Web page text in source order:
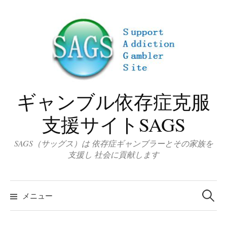
ギャンブル依存症克服
支援サイトSAGS
SAGS（サッグス）は 依存症ギャンブラーとその家族を
支援し 社会に貢献します
メニュー 索